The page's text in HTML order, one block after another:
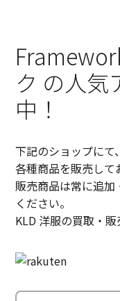
ク の人気
中！
下記のショップに
各種商品を販売して
販売商品は常に追
ください。
KLD 洋服の買取・販